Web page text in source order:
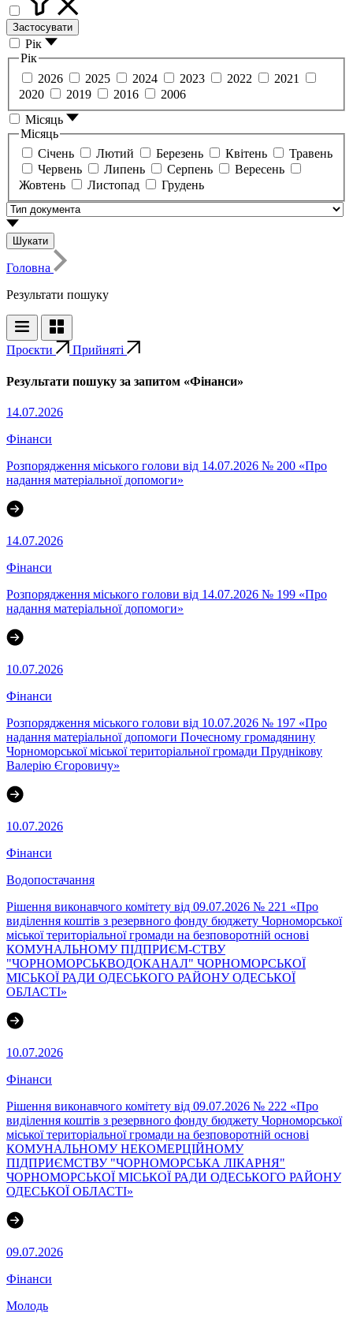
Застосувати
Рік
Рік
2026
2025 2024 2023 2022
2021
2020
2019 2016
2006
Місяць
Місяць
Січень
Лютий Березень Квітень
Травень
Червень
Липень Серпень
Вересень
Жовтень
Листопад Грудень
Шукати
Головна
Результати пошуку
Проєкти Прийняті
Результати пошуку за запитом «Фінанси»
14.07.2026
Фінанси
Розпорядження міського голови від 14.07.2026 № 200 «Про
надання матеріальної допомоги»
14.07.2026
Фінанси
Розпорядження міського голови від 14.07.2026 № 199 «Про
надання матеріальної допомоги»
10.07.2026
Фінанси
Розпорядження міського голови від 10.07.2026 № 197 «Про
надання матеріальної допомоги Почесному громадянину
Чорноморської міської територіальної громади Пруднікову
Валерію Єгоровичу»
10.07.2026
Фінанси
Водопостачання
Рішення виконавчого комітету від 09.07.2026 № 221 «Про
виділення коштів з резервного фонду бюджету Чорноморської
міської територіальної громади на безповоротній основі
КОМУНАЛЬНОМУ ПІДПРИЄМ-СТВУ
"ЧОРНОМОРСЬКВОДОКАНАЛ" ЧОРНОМОРСЬКОЇ
МІСЬКОЇ РАДИ ОДЕСЬКОГО РАЙОНУ ОДЕСЬКОЇ
ОБЛАСТІ»
10.07.2026
Фінанси
Рішення виконавчого комітету від 09.07.2026 № 222 «Про
виділення коштів з резервного фонду бюджету Чорноморської
міської територіальної громади на безповоротній основі
КОМУНАЛЬНОМУ НЕКОМЕРЦІЙНОМУ
ПІДПРИЄМСТВУ "ЧОРНОМОРСЬКА ЛІКАРНЯ"
ЧОРНОМОРСЬКОЇ МІСЬКОЇ РАДИ ОДЕСЬКОГО РАЙОНУ
ОДЕСЬКОЇ ОБЛАСТІ»
09.07.2026
Фінанси
Молодь